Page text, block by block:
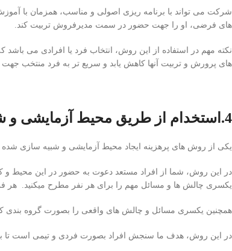
شرکت می تواند با برنامه ریزی اصولی و مناسب، همزمان با
های فرضی، او را جهت حضور در سمت مدیرفروش تربیت کند.
نکته مهم در استفاده از این روش، انتخاب فرد یا افرادی می
های پرورش و تربیت آنها کاهش یابد و سریع تر به فرد منتخب
4.استخدام از طریق محیط آزمایشی و شبیه سازی شده با محیط واقعی
یکی از روش های پرهزینه ایجاد محیط آزمایشی و شبیه سازی
در این روش، شما از افراد مستعد دعوت به حضور در این محیط
یکسری چالش ها و مسائل مهم را برای هر نفر مطرح میکنید. هر
همچنین یکسری مسائل و چالش های واقعی را بصورت گروه بندی
در این روش، هدف ما سنجش افراد بصورت فردی و تیمی است تا